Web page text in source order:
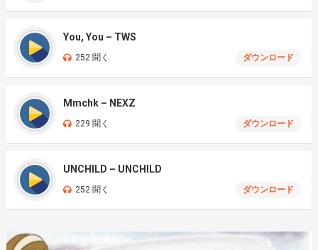
You, You – TWS
252 聞く ダウンロード
Mmchk – NEXZ
229 聞く ダウンロード
UNCHILD – UNCHILD
252 聞く ダウンロード